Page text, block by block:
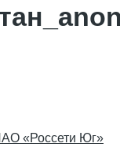
«Россети Юг»